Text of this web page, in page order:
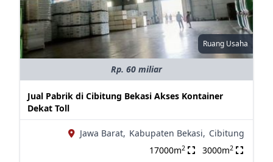
Ruang Usaha
Rp. 60 miliar
Jual Pabrik di Cibitung Bekasi Akses Kontainer
Dekat Toll
Jawa Barat, Kabupaten Bekasi, Cibitung
17000m2 3000m2